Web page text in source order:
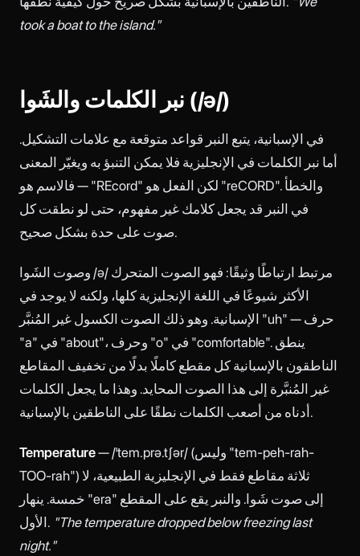
took a boat to the island."
نبر الكلمات والشَوا (/ə/)
في الإسبانية، يتبع النبر قواعد متوقعة مع علامات التشكيل.
أما نبر الكلمات في الإنجليزية فلا يمكن التنبؤ به ويغيّر المعنى
— فالاسم هو "REcord" لكن الفعل هو "reCORD". والخطأ
في النبر قد يجعل كلامك غير مفهوم، حتى لو نطقت كل
صوت على حدة بشكل صحيح.
وصوت الشَوا /ə/ مرتبط ارتباطًا وثيقًا: فهو الصوت المتحرك
الأكثر شيوعًا في اللغة الإنجليزية كلها، ولكنه لا يوجد في
الإسبانية. وهو ذلك الصوت الكسول غير المُنبَّر "uh" — حرف
"a" في "about"، وحرف "o" في "comfortable". ينطق
الناطقون بالإسبانية كل مقطع كاملًا بدلًا من تخفيف المقاطع
غير المُنبَّرة إلى هذا الصوت المحايد. وهذا ما يجعل الكلمات
أدناه من أصعب الكلمات نطقًا على الناطقين بالإسبانية.
Temperature— /ˈtem.prə.tʃər/ (وليس "tem-peh-rah-
TOO-rah") ثلاثة مقاطع فقط في الإنجليزية الطبيعية، لا
خمسة. ينهار "era" إلى صوت شَوا. والنبر يقع على المقطع
الأول. "The temperature dropped below freezing last
night."